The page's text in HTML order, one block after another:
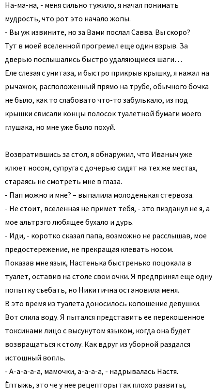
На-ма-на, - меня сильно тужило, я начал понимать
мудрость, что рот это начало жопы.
- Вы уж извините, но за Вами послал Савва. Вы скоро?
Тут в моей вселенной прогремел еще один взрыв. За
дверью послышались быстро удаляющиеся шаги…
Еле слезая с унитаза, и быстро прикрыв крышку, я нажал на
рычажок, расположенный прямо на трубе, обычного бочка
не было, как то слабовато что-то забулькало, из под
крышки свисали концы полосок туалетной бумаги моего
глушака, но мне уже было похуй.
Возвратившись за стол, я обнаружил, что Иваныч уже
клюет носом, супруга с дочерью сидят на тех же местах,
стараясь не смотреть мне в глаза.
- Пап можно и мне? – выпалила молоденькая стервоза.
- Не стоит, вселенная не примет тебя, - это пизданул не я, а
мое альтрэго любящее бухало и дурь.
- Иди, - коротко сказал папа, возможно не расслышав, мое
предостережение, не прекращая клевать носом.
Показав мне язык, Настенька быстренько поцокала в
туалет, оставив на столе свои очки. Я предпринял еще одну
попытку съебать, но Никитична остановила меня.
В это время из туалета доносилось копошение девушки.
Вот слила воду. Я пытался представить ее перекошенное
токсинами лицо с высунутом языком, когда она будет
возвращаться к столу. Как вдруг из уборной раздался
истошный вопль.
- А-а-а-а-а, мамочки, а-а-а-а, - надрывалась Настя.
Ёптыжь, это че у нее рецепторы так плохо развиты,